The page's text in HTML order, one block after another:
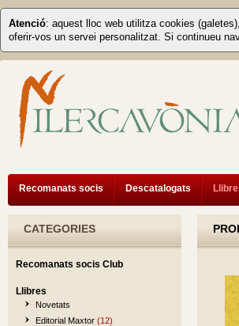
Atenció: aquest lloc web utilitza cookies
oferir-vos un servei personalitzat. Si continueu
Recomanats socis Descatalogats
CATEGORIES
Recomanats socis Club
Llibres
Novetats
Editorial Maxtor (12)